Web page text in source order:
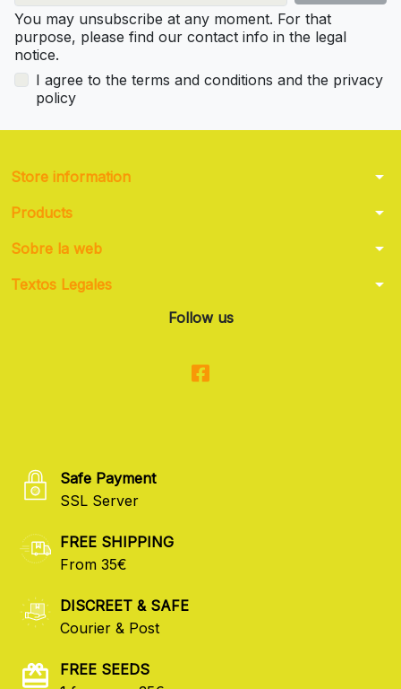
You may unsubscribe at any moment. For that
purpose, please find our contact info in the legal
notice.
I agree to the terms and conditions and the privacy
policy
Store information arrow_drop_down
Products arrow_drop_down
Sobre la web arrow_drop_down
Textos Legales arrow_drop_down
Follow us
Safe Payment
SSL Server
FREE SHIPPING
From 35€
DISCREET & SAFE
Courier & Post
FREE SEEDS